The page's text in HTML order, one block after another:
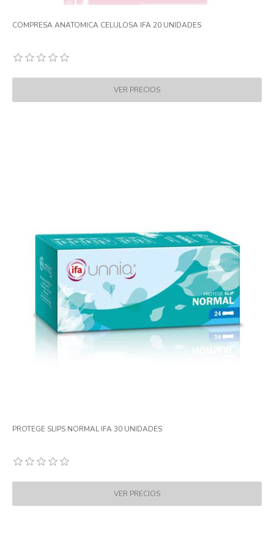
COMPRESA ANATOMICA CELULOSA IFA 20 UNIDADES
PROTEGE SLIPS NORMAL IFA 30 UNIDADES